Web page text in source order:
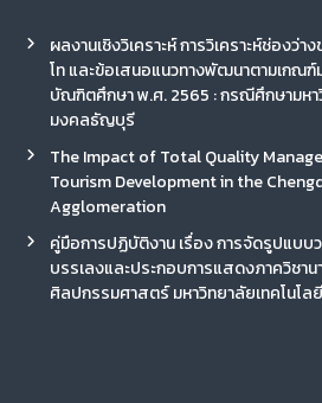
ผลงานเชิงวิเคราะห์ การวิเคราะห์ช่อง
โท และข้อเสนอแนวทางพัฒนาตามเกณ
บัณฑิตศึกษา พ.ศ. 2565 : กรณีศึกษามหา
มงคลธัญบุรี
The Impact of Total Quality
Tourism Development in the
Agglomeration
คู่มือการปฏิบัติงาน เรื่อง การจัดรูปแบบ
บรรเลงและประกอบการแสดงภาควิชา
ศิลปกรรมศาสตร์ มหาวิทยาลัยเทคโนโ